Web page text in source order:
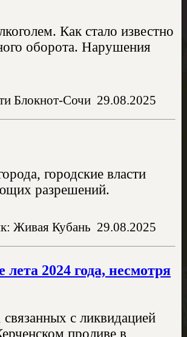
Как стало известно
оборота. Нарушения
Блокнот-Сочи 29.08.2025
городские власти
разрешений.
Живая Кубань 29.08.2025
2024 года, несмотря
с ликвидацией
проливе в